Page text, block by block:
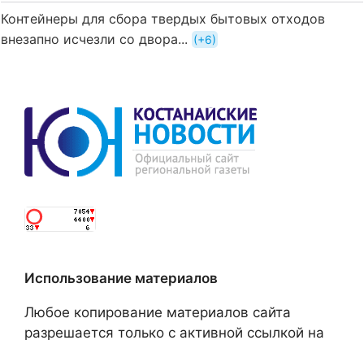
Контейнеры для сбора твердых бытовых отходов
внезапно исчезли со двора...
+6
Использование материалов
Любое копирование материалов сайта
разрешается только с активной ссылкой на